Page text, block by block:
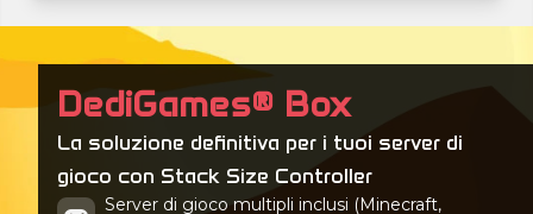
4.1.3
4.1.3
DediGames® Box
La soluzione definitiva per i tuoi server di
gioco con Stack Size Controller
Server di gioco multipli inclusi (Minecraft,